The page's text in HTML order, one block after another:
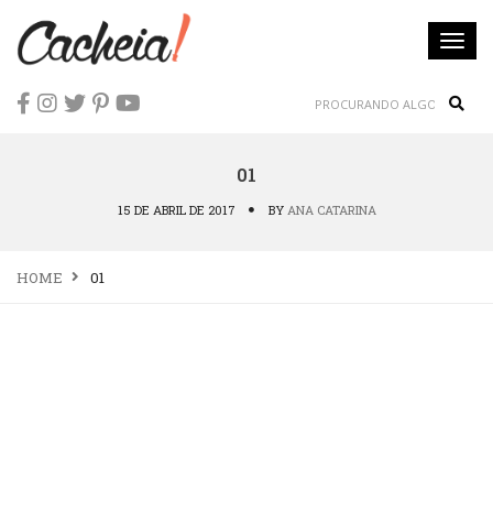
01
15 DE ABRIL DE 2017 BY ANA CATARINA
HOME 01